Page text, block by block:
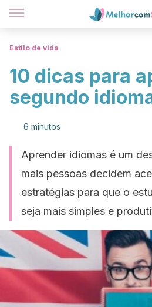
Estilo de vida
10 dicas para
segundo
6 minutos
Aprender idiomas é um
mais pessoas decidem
estratégias para que o
seja mais simples e